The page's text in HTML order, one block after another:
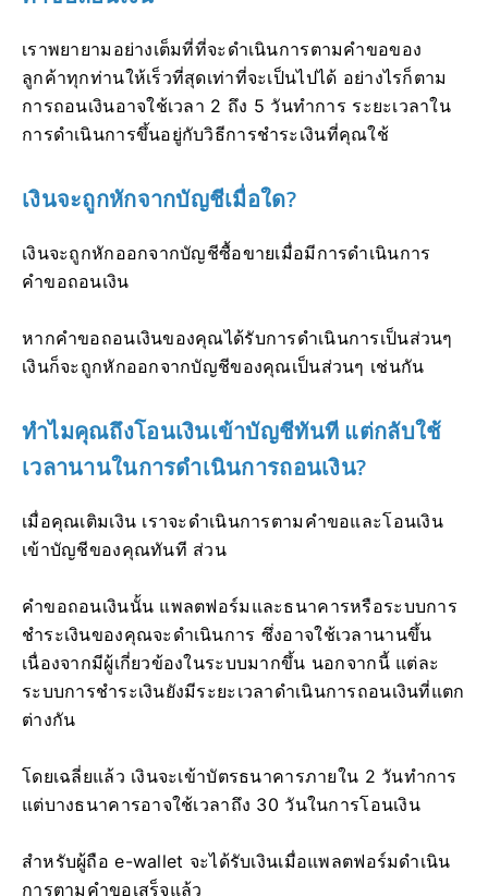
เราพยายามอย่างเต็มที่ที่จะดำเนินการตามคำขอของ
ลูกค้าทุกท่านให้เร็วที่สุดเท่าที่จะเป็นไปได้ อย่างไรก็ตาม
การถอนเงินอาจใช้เวลา 2 ถึง 5 วันทำการ ระยะเวลาใน
การดำเนินการขึ้นอยู่กับวิธีการชำระเงินที่คุณใช้
เงินจะถูกหักจากบัญชีเมื่อใด?
เงินจะถูกหักออกจากบัญชีซื้อขายเมื่อมีการดำเนินการ
คำขอถอนเงิน
หากคำขอถอนเงินของคุณได้รับการดำเนินการเป็นส่วนๆ
เงินก็จะถูกหักออกจากบัญชีของคุณเป็นส่วนๆ เช่นกัน
ทำไมคุณถึงโอนเงินเข้าบัญชีทันที แต่กลับใช้
เวลานานในการดำเนินการถอนเงิน?
เมื่อคุณเติมเงิน เราจะดำเนินการตามคำขอและโอนเงิน
เข้าบัญชีของคุณทันที ส่วน
คำขอถอนเงินนั้น แพลตฟอร์มและธนาคารหรือระบบการ
ชำระเงินของคุณจะดำเนินการ ซึ่งอาจใช้เวลานานขึ้น
เนื่องจากมีผู้เกี่ยวข้องในระบบมากขึ้น นอกจากนี้ แต่ละ
ระบบการชำระเงินยังมีระยะเวลาดำเนินการถอนเงินที่แตก
ต่างกัน
โดยเฉลี่ยแล้ว เงินจะเข้าบัตรธนาคารภายใน 2 วันทำการ
แต่บางธนาคารอาจใช้เวลาถึง 30 วันในการโอนเงิน
สำหรับผู้ถือ e-wallet จะได้รับเงินเมื่อแพลตฟอร์มดำเนิน
การตามคำขอเสร็จแล้ว